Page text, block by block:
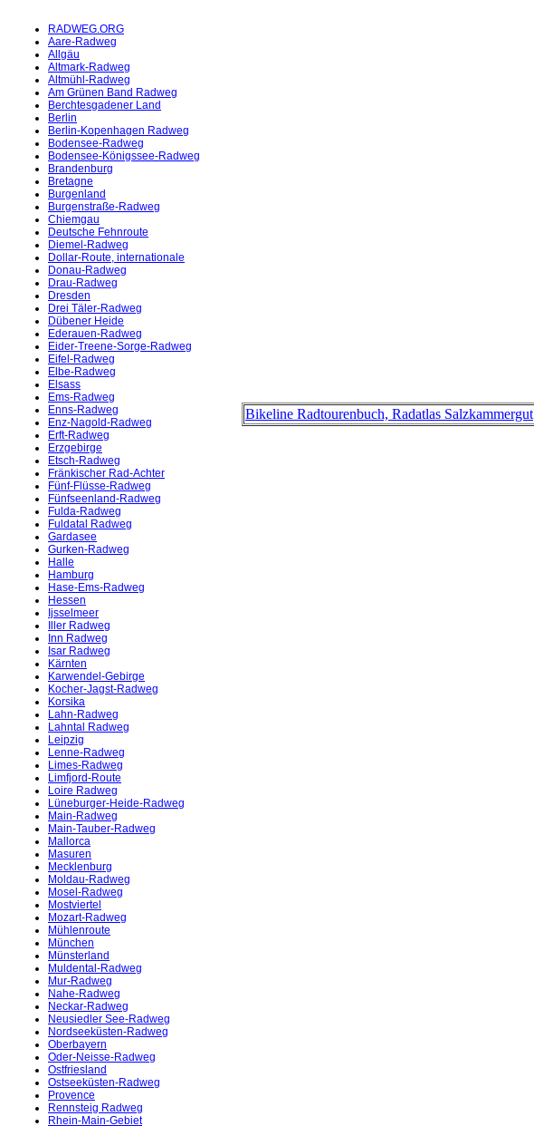
RADWEG.ORG
Aare-Radweg
Allgäu
Altmark-Radweg
Altmühl-Radweg
Am Grünen Band Radweg
Berchtesgadener Land
Berlin
Berlin-Kopenhagen Radweg
Bodensee-Radweg
Bodensee-Königssee-Radweg
Brandenburg
Bretagne
Burgenland
Burgenstraße-Radweg
Chiemgau
Deutsche Fehnroute
Diemel-Radweg
Dollar-Route, internationale
Donau-Radweg
Drau-Radweg
Dresden
Drei Täler-Radweg
Dübener Heide
Ederauen-Radweg
Eider-Treene-Sorge-Radweg
Eifel-Radweg
Elbe-Radweg
Elsass
Ems-Radweg
Enns-Radweg
Enz-Nagold-Radweg
Erft-Radweg
Erzgebirge
Etsch-Radweg
Fränkischer Rad-Achter
Fünf-Flüsse-Radweg
Fünfseenland-Radweg
Fulda-Radweg
Fuldatal Radweg
Gardasee
Gurken-Radweg
Halle
Hamburg
Hase-Ems-Radweg
Hessen
Ijsselmeer
Iller Radweg
Inn Radweg
Isar Radweg
Kärnten
Karwendel-Gebirge
Kocher-Jagst-Radweg
Korsika
Lahn-Radweg
Lahntal Radweg
Leipzig
Lenne-Radweg
Limes-Radweg
Limfjord-Route
Loire Radweg
Lüneburger-Heide-Radweg
Main-Radweg
Main-Tauber-Radweg
Mallorca
Masuren
Mecklenburg
Moldau-Radweg
Mosel-Radweg
Mostviertel
Mozart-Radweg
Mühlenroute
München
Münsterland
Muldental-Radweg
Mur-Radweg
Nahe-Radweg
Neckar-Radweg
Neusiedler See-Radweg
Nordseeküsten-Radweg
Oberbayern
Oder-Neisse-Radweg
Ostfriesland
Ostseeküsten-Radweg
Provence
Rennsteig Radweg
Rhein-Main-Gebiet
Bikeline Radtourenbuch, Radatlas Salzkammergut